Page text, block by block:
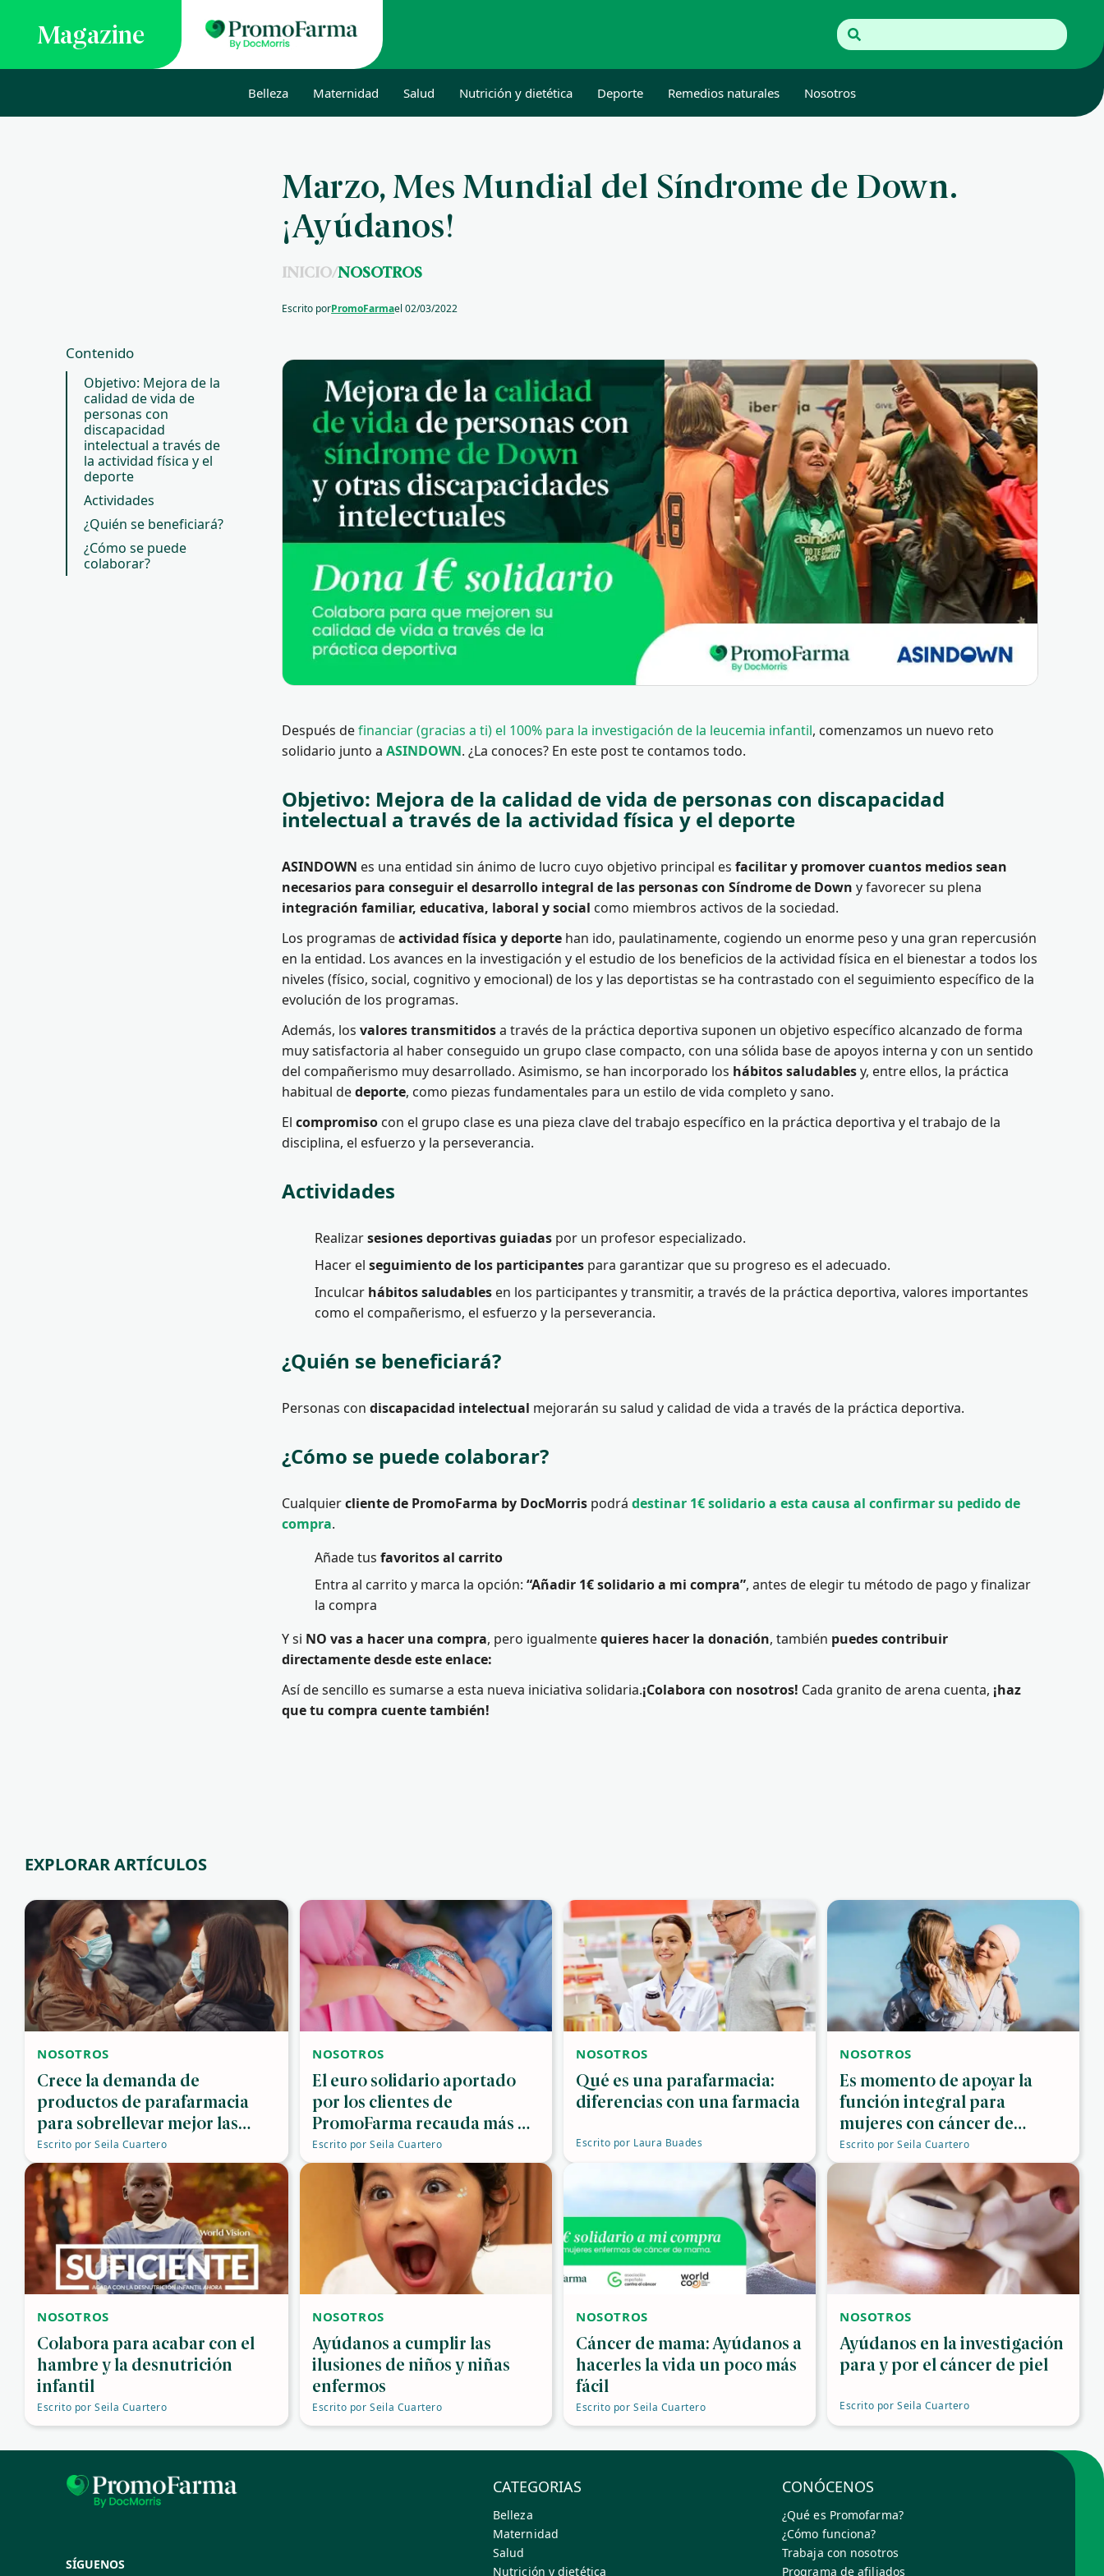
Magazine
Belleza Maternidad Salud Nutrición y dietética Deporte Remedios naturales Nosotros
Marzo, Mes Mundial del Síndrome de Down.
¡Ayúdanos!
INICIO/NOSOTROS
Escrito porPromoFarmael 02/03/2022
Contenido
Objetivo: Mejora de la
calidad de vida de
personas con
discapacidad
intelectual a través de
la actividad física y el
deporte
Actividades
¿Quién se beneficiará?
¿Cómo se puede
colaborar?
Después definanciar (gracias a ti) el 100% para la investigación de la leucemia infantil, comenzamos un nuevo reto
solidario junto aASINDOWN. ¿La conoces? En este post te contamos todo.
Objetivo: Mejora de la calidad de vida de personas con discapacidad
intelectual a través de la actividad física y el deporte
ASINDOWN es una entidad sin ánimo de lucro cuyo objetivo principal esfacilitar y promover cuantos medios sean
necesarios para conseguir el desarrollo integral de las personas con Síndrome de Downy favorecer su plena
integración familiar, educativa, laboral y social como miembros activos de la sociedad.
Los programas deactividad física y deporte han ido, paulatinamente, cogiendo un enorme peso y una gran repercusión
en la entidad. Los avances en la investigación y el estudio de los beneficios de la actividad física en el bienestar a todos los
niveles (físico, social, cognitivo y emocional) de los y las deportistas se ha contrastado con el seguimiento específico de la
evolución de los programas.
Además, losvalores transmitidosa través de la práctica deportiva suponen un objetivo específico alcanzado de forma
muy satisfactoria al haber conseguido un grupo clase compacto, con una sólida base de apoyos interna y con un sentido
del compañerismo muy desarrollado. Asimismo, se han incorporado los hábitos saludablesy, entre ellos, la práctica
habitual dedeporte, como piezas fundamentales para un estilo de vida completo y sano.
Elcompromiso con el grupo clase es una pieza clave del trabajo específico en la práctica deportiva y el trabajo de la
disciplina, el esfuerzo y la perseverancia.
Actividades
Realizarsesiones deportivas guiadas por un profesor especializado.
Hacer elseguimiento de los participantes para garantizar que su progreso es el adecuado.
Inculcar hábitos saludables en los participantes y transmitir, a través de la práctica deportiva, valores importantes
como el compañerismo, el esfuerzo y la perseverancia.
¿Quién se beneficiará?
Personas condiscapacidad intelectual mejorarán su salud y calidad de vida a través de la práctica deportiva.
¿Cómo se puede colaborar?
Cualquiercliente de PromoFarma by DocMorris podrádestinar 1€ solidario a esta causa al confirmar su pedido de
compra.
Añade tusfavoritos al carrito
Entra al carrito y marca la opción:“Añadir 1€ solidario a mi compra”, antes de elegir tu método de pago y finalizar
la compra
Y si NO vas a hacer una compra, pero igualmentequieres hacer la donación, también puedes contribuir
directamente desde este enlace:
Así de sencillo es sumarse a esta nueva iniciativa solidaria.¡Colabora con nosotros! Cada granito de arena cuenta, ¡haz
que tu compra cuente también!
EXPLORAR ARTÍCULOS
NOSOTROS
Crece la demanda de
productos de parafarmacia
para sobrellevar mejor las
afecciones respiratorias
Escrito por Seila Cuartero
NOSOTROS
El euro solidario aportado
por los clientes de
PromoFarma recauda más de
6.000€ que se destinan a la
investigación y cooperación
sanitarias
Escrito por Seila Cuartero
NOSOTROS
Qué es una parafarmacia:
diferencias con una farmacia
Escrito por Laura Buades
NOSOTROS
Es momento de apoyar la
función integral para
mujeres con cáncer de
mama, ¿nos ayudas?
Escrito por Seila Cuartero
NOSOTROS
Colabora para acabar con el
hambre y la desnutrición
infantil
Escrito por Seila Cuartero
NOSOTROS
Ayúdanos a cumplir las
ilusiones de niños y niñas
enfermos
Escrito por Seila Cuartero
NOSOTROS
Cáncer de mama: Ayúdanos a
hacerles la vida un poco más
fácil
Escrito por Seila Cuartero
NOSOTROS
Ayúdanos en la investigación
para y por el cáncer de piel
Escrito por Seila Cuartero
SÍGUENOS
CATEGORIAS
Belleza
Maternidad
Salud
Nutrición y dietética
CONÓCENOS
¿Qué es Promofarma?
¿Cómo funciona?
Trabaja con nosotros
Programa de afiliados